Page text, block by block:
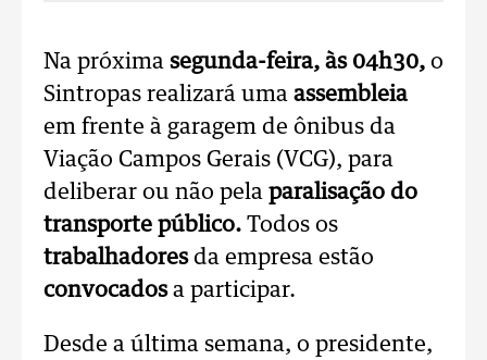
Na próxima segunda-feira, às 04h30, o
Sintropas realizará uma assembleia
em frente à garagem de ônibus da
Viação Campos Gerais (VCG), para
deliberar ou não pela paralisação do
transporte público. Todos os
trabalhadoresda empresa estão
convocadosa participar.
Desde a última semana, o presidente,